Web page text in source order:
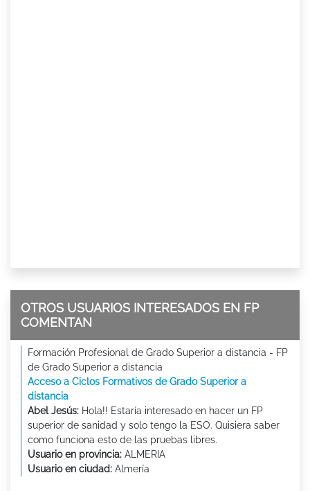
OTROS USUARIOS INTERESADOS EN FP
COMENTAN
Formación Profesional de Grado Superior a distancia - FP
de Grado Superior a distancia
Acceso a Ciclos Formativos de Grado Superior a
distancia
Abel Jesús: Hola!! Estaría interesado en hacer un FP
superior de sanidad y solo tengo la ESO. Quisiera saber
como funciona esto de las pruebas libres.
Usuario en provincia: ALMERIA
Usuario en ciudad: Almería